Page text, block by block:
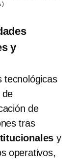
)
y
tecnológicas
de
de
tras
y
operativos,